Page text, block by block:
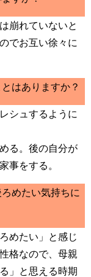
崩れていないと
でお互い徐々に
はありますか？
シュするように
る。後の自分が
事をする。
めたい気持ちに
めたい」と感じ
格なので、母親
」と思える時期